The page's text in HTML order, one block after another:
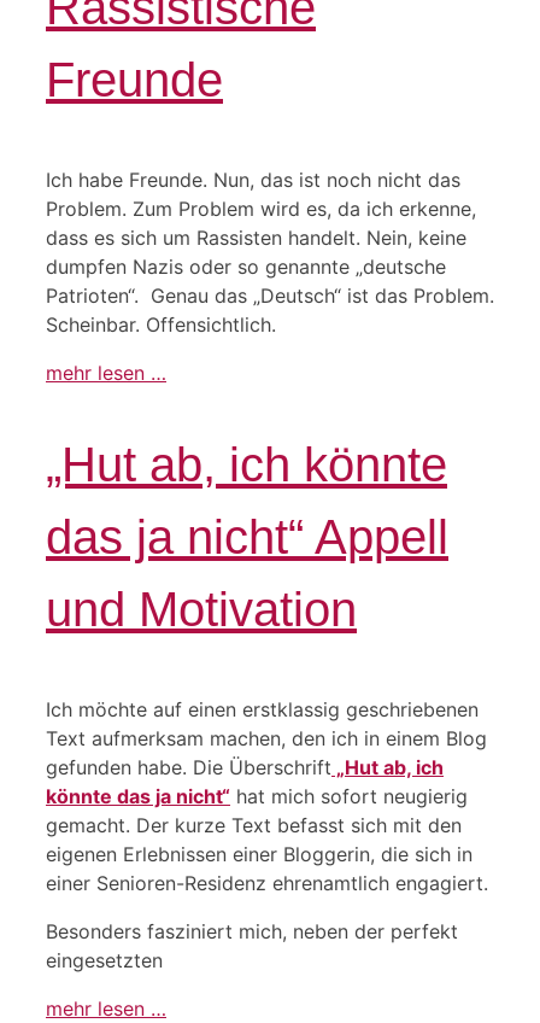
Freunde
Ich habe Freunde. Nun, das ist noch nicht das
Problem. Zum Problem wird es, da ich erkenne,
dass es sich um Rassisten handelt. Nein, keine
dumpfen Nazis oder so genannte „deutsche
Patrioten“. Genau das „Deutsch“ ist das Problem.
Scheinbar. Offensichtlich.
mehr lesen …
„Hut ab, ich könnte
das ja nicht“ Appell
und Motivation
Ich möchte auf einen erstklassig geschriebenen
Text aufmerksam machen, den ich in einem Blog
gefunden habe. Die Überschrift „Hut ab, ich
könnte das ja nicht“ hat mich sofort neugierig
gemacht. Der kurze Text befasst sich mit den
eigenen Erlebnissen einer Bloggerin, die sich in
einer Senioren-Residenz ehrenamtlich engagiert.
Besonders fasziniert mich, neben der perfekt
eingesetzten
mehr lesen …